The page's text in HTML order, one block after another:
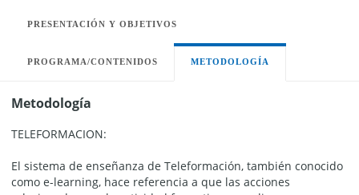
PRESENTACIÓN Y OBJETIVOS
PROGRAMA/CONTENIDOS METODOLOGÍA
Metodología
TELEFORMACION:
El sistema de enseñanza de Teleformación, también conocido
como e-learning, hace referencia a que las acciones